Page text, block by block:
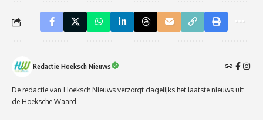
Redactie Hoeksch Nieuws
De redactie van Hoeksch Nieuws verzorgt dagelijks het laatste nieuws uit
de Hoeksche Waard.